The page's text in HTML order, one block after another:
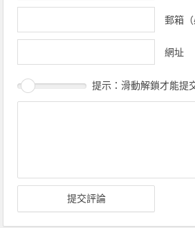
郵箱（
網址
提示：滑動解鎖才能提